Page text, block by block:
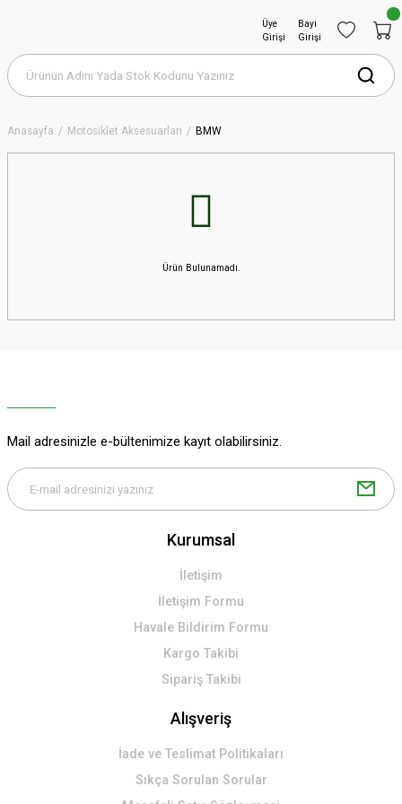
Üye
Girişi
Bayi
Girişi
Anasayfa Motosiklet Aksesuarları BMW
Ürün Bulunamadı.
Mail adresinizle e-bültenimize kayıt olabilirsiniz.
Kurumsal
İletişim
İletişim Formu
Havale Bildirim Formu
Kargo Takibi
Sipariş Takibi
Alışveriş
İade ve Teslimat Politikaları
Sıkça Sorulan Sorular